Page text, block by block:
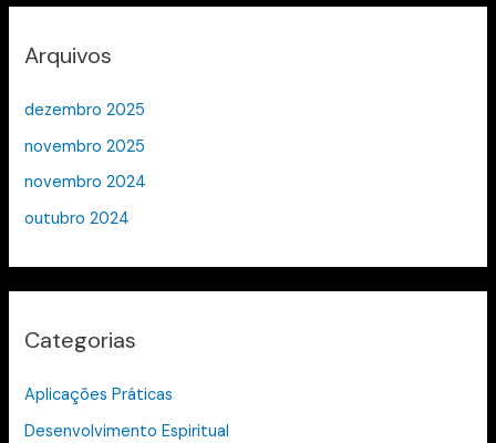
Arquivos
dezembro 2025
novembro 2025
novembro 2024
outubro 2024
Categorias
Aplicações Práticas
Desenvolvimento Espiritual